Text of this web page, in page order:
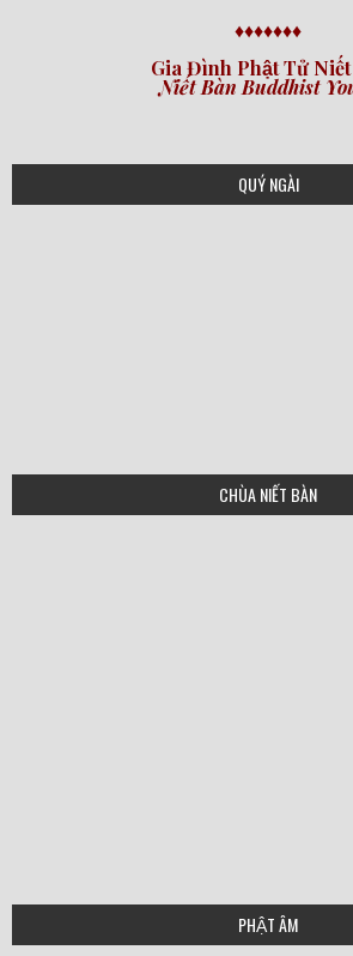
♦♦♦♦♦♦♦
Gia Đình Phật Tử Niết
Niết Bàn Buddhist
QUÝ NGÀI
CHÙA NIẾT BÀN
PHẬT ÂM